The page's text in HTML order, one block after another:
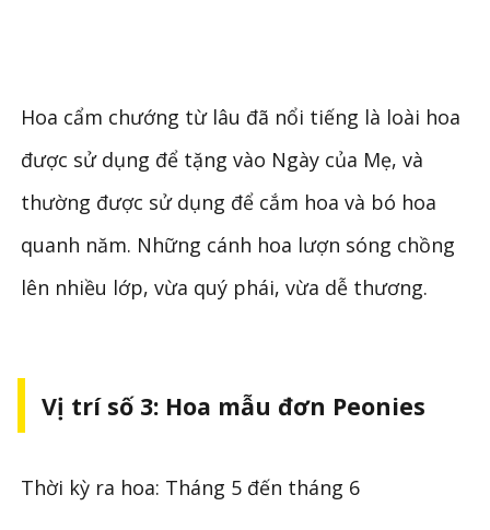
Hoa cẩm chướng từ lâu đã nổi tiếng là loài hoa
được sử dụng để tặng vào Ngày của Mẹ, và
thường được sử dụng để cắm hoa và bó hoa
quanh năm. Những cánh hoa lượn sóng chồng
lên nhiều lớp, vừa quý phái, vừa dễ thương.
Vị trí số 3: Hoa mẫu đơn Peonies
Thời kỳ ra hoa: Tháng 5 đến tháng 6